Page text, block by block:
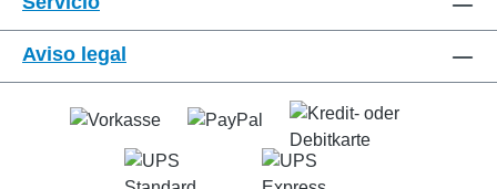
Aviso legal